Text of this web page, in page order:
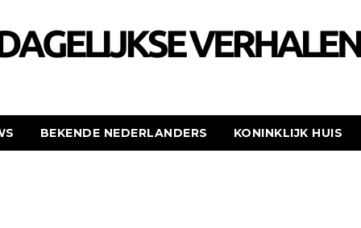
BEKENDE NEDERLANDERS KONINKLIJK HUIS